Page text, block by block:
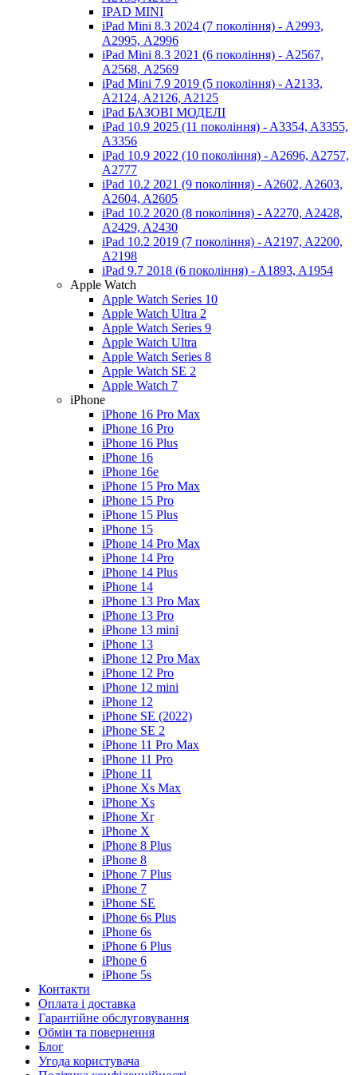
IPAD MINI
iPad Mini 8.3 2024 (7 покоління) - А2993,
А2995, А2996
iPad Mini 8.3 2021 (6 покоління) - А2567,
А2568, А2569
iPad Mini 7.9 2019 (5 покоління) - A2133,
A2124, A2126, A2125
iPad БАЗОВІ МОДЕЛІ
iPad 10.9 2025 (11 покоління) - A3354, A3355,
A3356
iPad 10.9 2022 (10 покоління) - A2696, A2757,
A2777
iPad 10.2 2021 (9 покоління) - A2602, A2603,
A2604, A2605
iPad 10.2 2020 (8 покоління) - A2270, A2428,
A2429, A2430
iPad 10.2 2019 (7 покоління) - A2197, A2200,
A2198
iPad 9.7 2018 (6 покоління) - A1893, A1954
Apple Watch
Apple Watch Series 10
Apple Watch Ultra 2
Apple Watch Series 9
Apple Watch Ultra
Apple Watch Series 8
Apple Watch SE 2
Apple Watch 7
iPhone
iPhone 16 Pro Max
iPhone 16 Pro
iPhone 16 Plus
iPhone 16
iPhone 16e
iPhone 15 Pro Max
iPhone 15 Pro
iPhone 15 Plus
iPhone 15
iPhone 14 Pro Max
iPhone 14 Pro
iPhone 14 Plus
iPhone 14
iPhone 13 Pro Max
iPhone 13 Pro
iPhone 13 mini
iPhone 13
iPhone 12 Pro Max
iPhone 12 Pro
iPhone 12 mini
iPhone 12
iPhone SE (2022)
iPhone SE 2
iPhone 11 Pro Max
iPhone 11 Pro
iPhone 11
iPhone Xs Max
iPhone Xs
iPhone Xr
iPhone X
iPhone 8 Plus
iPhone 8
iPhone 7 Plus
iPhone 7
iPhone SE
iPhone 6s Plus
iPhone 6s
iPhone 6 Plus
iPhone 6
iPhone 5s
Контакти
Оплата і доставка
Гарантійне обслуговування
Обмін та повернення
Блог
Угода користувача